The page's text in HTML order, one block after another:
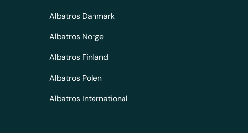
Albatros Danmark
Albatros Norge
Albatros Finland
Albatros Polen
Albatros International